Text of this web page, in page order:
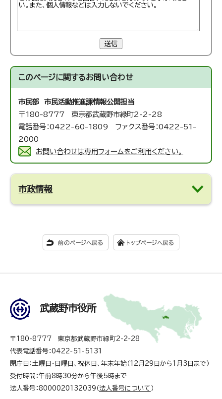
送信
このページに関するお問い合わせ
市民部 市民活動推進課情報公開担当
〒180-8777 東京都武蔵野市緑町2-2-28
電話番号：0422-60-1809 ファクス番号：0422-51-
2000
お問い合わせは専用フォームをご利用ください。
市政情報
前のページへ戻る トップページへ戻る
武蔵野市役所
〒180-8777 東京都武蔵野市緑町2-2-28
代表電話番号：0422-51-5131
閉庁日：土曜日・日曜日、祝休日、年末年始（12月29日から1月3日まで）
受付時間：午前8時30分から午後5時まで
法人番号：8000020132039（ 法人番号について ）